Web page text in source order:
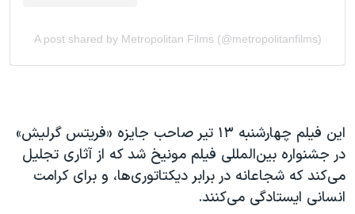
این فیلم چهارشنبه ۱۳ تیر صاحب جایزه «فریتس گرلیش»
در جشنواره بین‌المللی فیلم مونیخ شد که از آثاری تجلیل
می‌کند که شجاعانه در برابر دیکتاتوری‌ها، و برای کرامت
انسانی ایستادگی می‌کنند.